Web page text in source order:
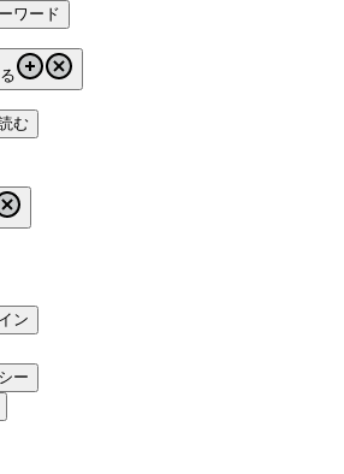
ワード
む
ン
ー